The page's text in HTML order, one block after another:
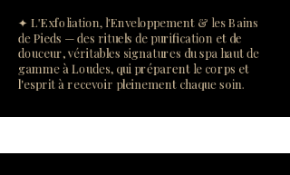
✦ L'Exfoliation, l'Enveloppement & les Bains
de Pieds — des rituels de purification et de
douceur, véritables signatures du spa haut de
gamme à Loudes, qui préparent le corps et
l'esprit à recevoir pleinement chaque soin.